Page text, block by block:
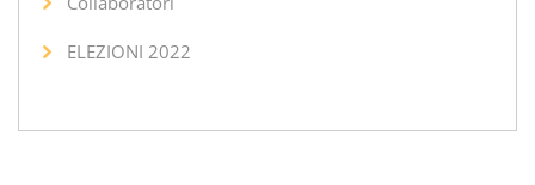
ELEZIONI 2022